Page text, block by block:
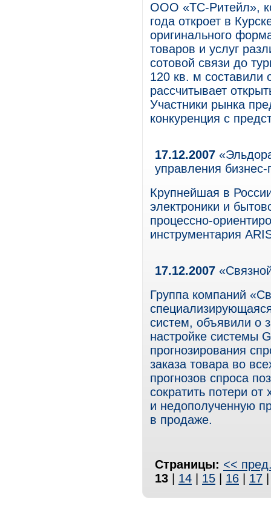
ООО «ТС-Ритейл»,
года откроет в
оригинального
товаров и услуг
сотовой связи до
120 кв. м составили
рассчитывает
Участники рынка
конкуренция с
17.12.2007
управления
Крупнейшая в
электроники и
процессно-
инструментария
17.12.2007
Группа компаний
систем, объявили о
настройке системы
прогнозирования
заказа товара во
прогнозов спроса
сократить потери
и недополученную
в продаже.
Страницы: <<
13
14 15 16 17